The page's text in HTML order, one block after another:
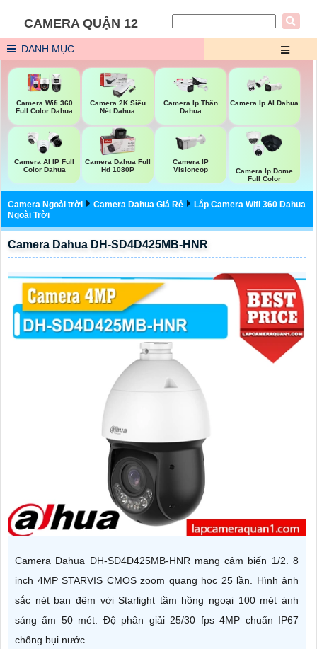
CAMERA QUẬN 12
DANH MỤC
Camera Wifi 360
Full Color Dahua
Camera 2K Siêu
Nét Dahua
Camera Ip Thân
Dahua
Camera Ip AI Dahua
Camera AI IP Full
Color Dahua
Camera Dahua Full
Hd 1080P
Camera IP
Visioncop
Camera Ip Dome
Full Color
Camera Ngoài trời Camera Dahua Giá Rẻ
Lắp Camera Wifi 360 Dahua
Ngoài Trời
Camera Dahua DH-SD4D425MB-HNR
Camera Dahua DH-SD4D425MB-HNR mang cảm biến 1/2. 8
inch 4MP STARVIS CMOS zoom quang học 25 lần. Hình ảnh
sắc nét ban đêm với Starlight tầm hồng ngoại 100 mét ánh
sáng ấm 50 mét. Độ phân giải 25/30 fps 4MP chuẩn IP67
chống bụi nước